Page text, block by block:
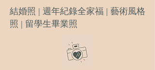
結婚照 | 週年紀錄全家福 | 藝術風格
照 | 留學生畢業照